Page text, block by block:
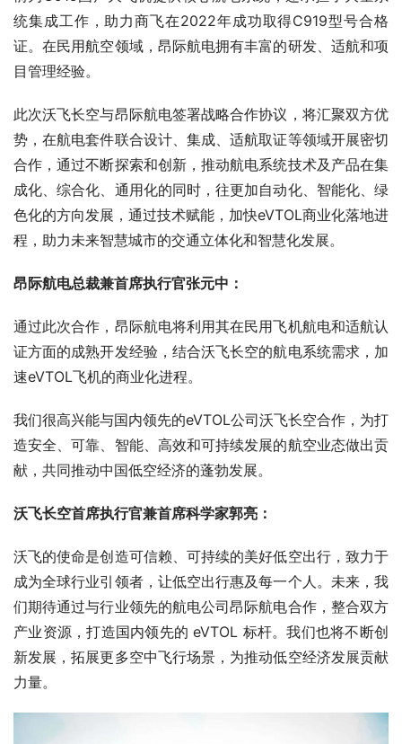
统集成工作，助力商飞在2022年成功取得C919型号合格
证。在民用航空领域，昂际航电拥有丰富的研发、适航和项
目管理经验。
此次沃飞长空与昂际航电签署战略合作协议，将汇聚双方优
势，在航电套件联合设计、集成、适航取证等领域开展密切
合作，通过不断探索和创新，推动航电系统技术及产品在集
成化、综合化、通用化的同时，往更加自动化、智能化、绿
色化的方向发展，通过技术赋能，加快eVTOL商业化落地进
程，助力未来智慧城市的交通立体化和智慧化发展。
昂际航电总裁兼首席执行官张元中：
通过此次合作，昂际航电将利用其在民用飞机航电和适航认
证方面的成熟开发经验，结合沃飞长空的航电系统需求，加
速eVTOL飞机的商业化进程。
我们很高兴能与国内领先的eVTOL公司沃飞长空合作，为打
造安全、可靠、智能、高效和可持续发展的航空业态做出贡
献，共同推动中国低空经济的蓬勃发展。
沃飞长空首席执行官兼首席科学家郭亮：
沃飞的使命是创造可信赖、可持续的美好低空出行，致力于
成为全球行业引领者，让低空出行惠及每一个人。未来，我
们期待通过与行业领先的航电公司昂际航电合作，整合双方
产业资源，打造国内领先的 eVTOL 标杆。我们也将不断创
新发展，拓展更多空中飞行场景，为推动低空经济发展贡献
力量。